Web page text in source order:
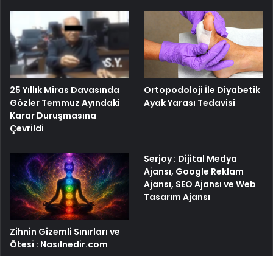
25 Yıllık Miras Davasında
Gözler Temmuz Ayındaki
Karar Duruşmasına
Çevrildi
Ortopodoloji İle Diyabetik
Ayak Yarası Tedavisi
Zihnin Gizemli Sınırları ve
Ötesi : Nasılnedir.com
Serjoy : Dijital Medya
Ajansı, Google Reklam
Ajansı, SEO Ajansı ve Web
Tasarım Ajansı